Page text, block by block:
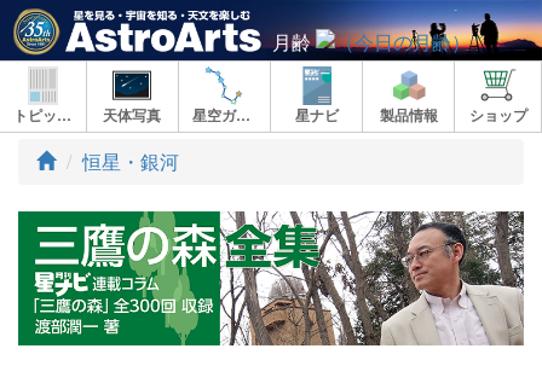
月齢
トピックス 天体写真 星空ガイド 星ナビ 製品情報 ショップ
ト
プ
恒星・銀河